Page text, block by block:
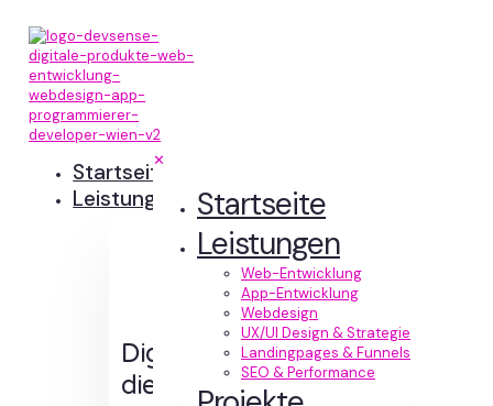
✕
Startseite
Leistungen
Web-Entwicklung
App-Entwicklung
Webdesign
UX/UI Design & Strategie
Landingpages & Funnels
SEO & Performance
Startseite
Leistungen
Digitale Erlebnisse,
die Sinn machen.